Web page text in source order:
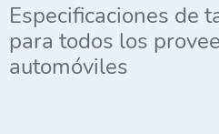
Especificaciones de
para todos los
automóviles